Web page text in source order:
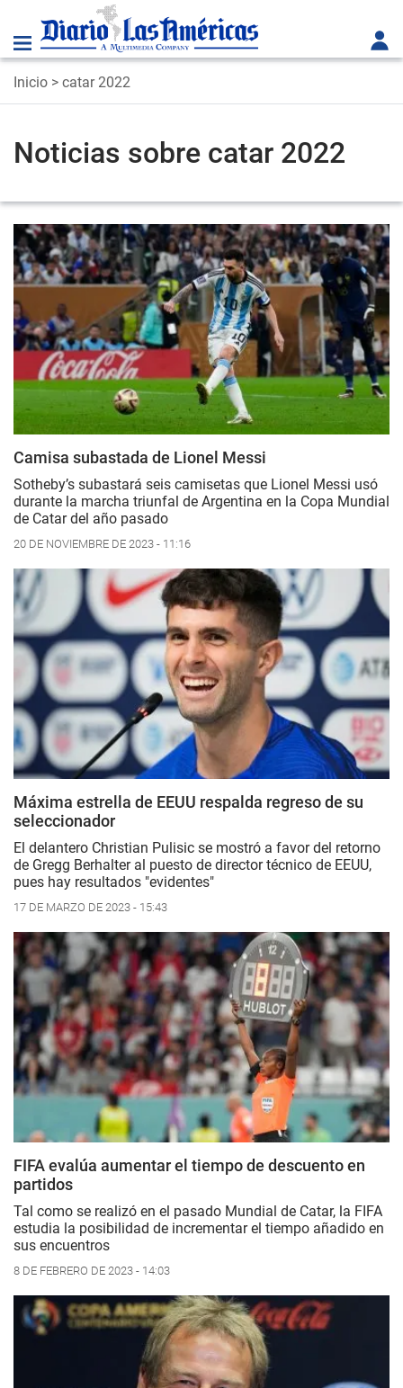
Inicio > catar 2022
Noticias sobre catar 2022
Camisa subastada de Lionel Messi
Sotheby’s subastará seis camisetas que Lionel Messi usó
durante la marcha triunfal de Argentina en la Copa Mundial
de Catar del año pasado
20 DE NOVIEMBRE DE 2023 - 11:16
Máxima estrella de EEUU respalda regreso de su
seleccionador
El delantero Christian Pulisic se mostró a favor del retorno
de Gregg Berhalter al puesto de director técnico de EEUU,
pues hay resultados "evidentes"
17 DE MARZO DE 2023 - 15:43
FIFA evalúa aumentar el tiempo de descuento en
partidos
Tal como se realizó en el pasado Mundial de Catar, la FIFA
estudia la posibilidad de incrementar el tiempo añadido en
sus encuentros
8 DE FEBRERO DE 2023 - 14:03